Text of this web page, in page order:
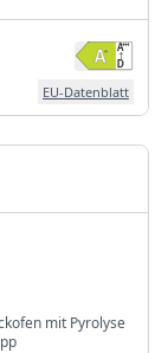
EU-Datenblatt
mit Pyrolyse